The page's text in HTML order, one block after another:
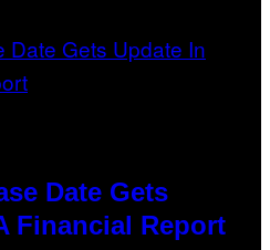
Date Gets
Financial Report